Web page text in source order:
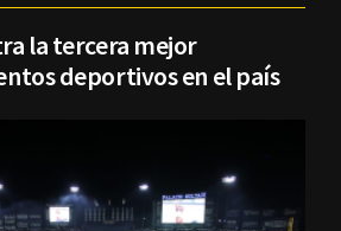
la tercera mejor
deportivos en el país